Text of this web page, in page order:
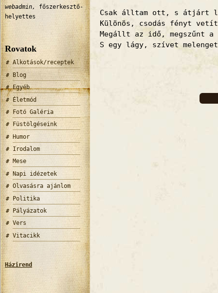
webadmin,
főszerkesztő-
helyettes
Rovatok
Alkotások/receptek
Blog
Egyéb
Életmód
Fotó Galéria
Füstölgéseink
Humor
Irodalom
Mese
Napi idézetek
Olvasásra ajánlom
Politika
Pályázatok
Vers
Vitacikk
Házirend
Csak álltam ott, s átjárt
Különös, csodás fényt
Megállt az idő, megszűnt
S egy lágy, szívet